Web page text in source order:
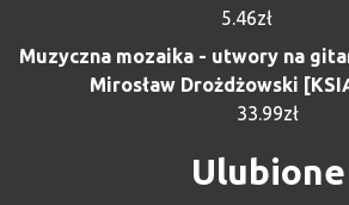
5.46zł
Muzyczna mozaika - utwory na
Mirosław Drożdżowski
33.99zł
Ulubione